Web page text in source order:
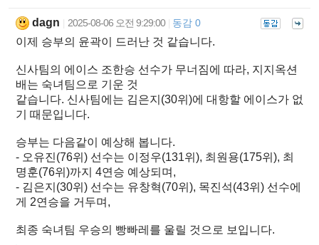
dagn 2025-08-06 오전 9:29:00 동감 0
이제 승부의 윤곽이 드러난 것 같습니다.
신사팀의 에이스 조한승 선수가 무너짐에 따라, 지지옥션
배는 숙녀팀으로 기운 것
같습니다. 신사팀에는 김은지(30위)에 대항할 에이스가 없
기 때문입니다.
승부는 다음같이 예상해 봅니다.
- 오유진(76위) 선수는 이정우(131위), 최원용(175위), 최
명훈(76위)까지 4연승 예상되며,
- 김은지(30위) 선수는 유창혁(70위), 목진석(43위) 선수에
게 2연승을 거두며,
최종 숙녀팀 우승의 빵빠레를 울릴 것으로 보입니다.